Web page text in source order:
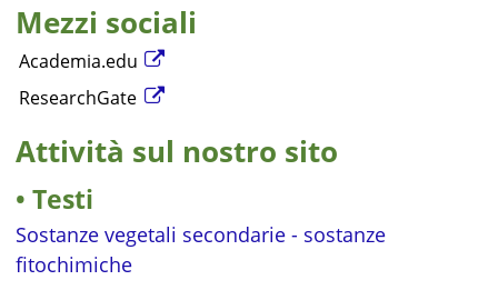
Mezzi sociali
Academia.edu
ResearchGate
Attività sul nostro sito
Testi
Sostanze vegetali secondarie - sostanze
fitochimiche